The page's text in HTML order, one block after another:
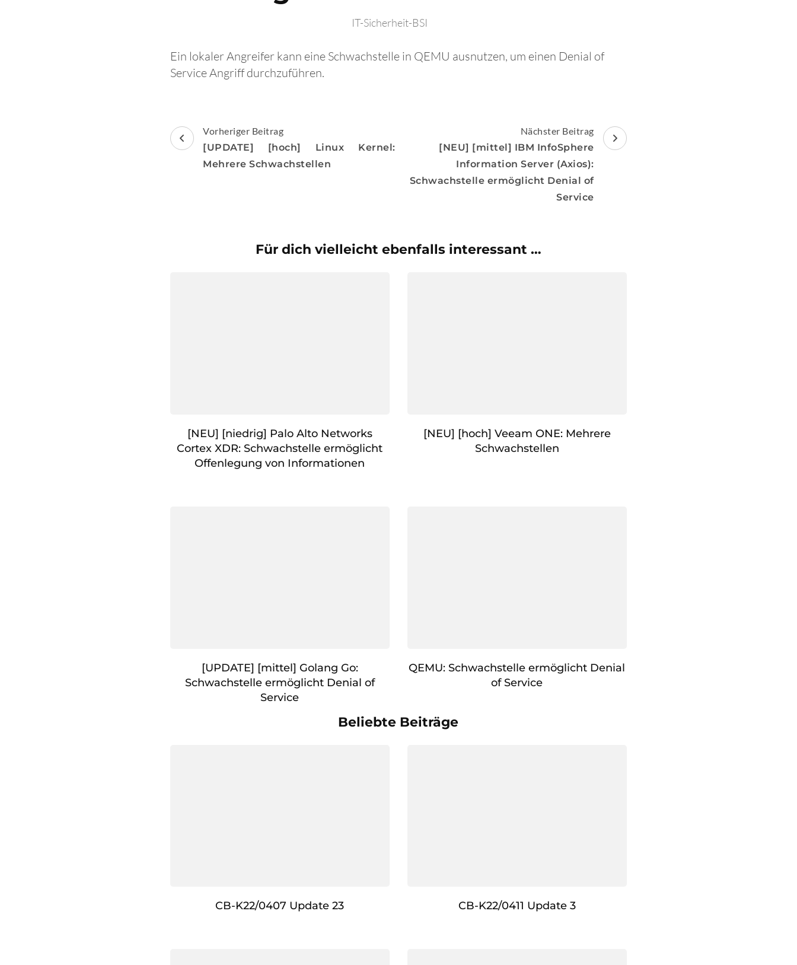
IT-Sicherheit-BSI
Ein lokaler Angreifer kann eine Schwachstelle in QEMU ausnutzen, um einen Denial of
Service Angriff durchzuführen.
Beitragsnavigation
Vorheriger Beitrag
[UPDATE] [hoch] Linux Kernel:
Mehrere Schwachstellen
Nächster Beitrag
[NEU] [mittel] IBM InfoSphere
Information Server (Axios):
Schwachstelle ermöglicht Denial of
Service
Für dich vielleicht ebenfalls interessant …
[NEU] [niedrig] Palo Alto Networks
Cortex XDR: Schwachstelle ermöglicht
Offenlegung von Informationen
[NEU] [hoch] Veeam ONE: Mehrere
Schwachstellen
[UPDATE] [mittel] Golang Go:
Schwachstelle ermöglicht Denial of
Service
QEMU: Schwachstelle ermöglicht Denial
of Service
Beliebte Beiträge
CB-K22/0407 Update 23 CB-K22/0411 Update 3